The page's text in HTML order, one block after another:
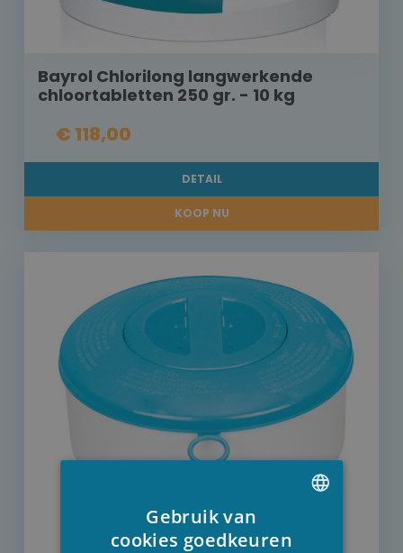
Bayrol Chlorilong langwerkende
chloortabletten 250 gr. - 10 kg
€ 118,00
DETAIL
KOOP NU
Gebruik van
cookies goedkeuren